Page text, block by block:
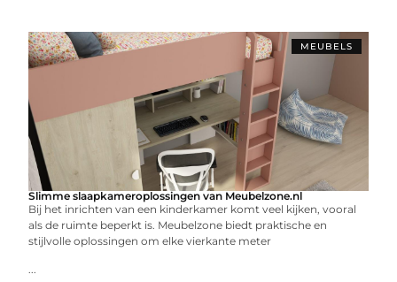
MEUBELS
Slimme slaapkameroplossingen van Meubelzone.nl
Bij het inrichten van een kinderkamer komt veel kijken, vooral
als de ruimte beperkt is. Meubelzone biedt praktische en
stijlvolle oplossingen om elke vierkante meter
...